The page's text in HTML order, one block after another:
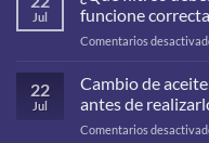
Jul
funcione
Comentarios
22
Jul
Cambio de
antes de
Comentarios